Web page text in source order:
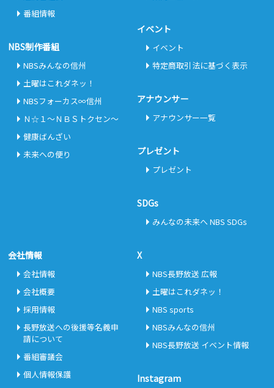
番組情報
NBS制作番組
NBSみんなの信州
土曜はこれダネッ！
NBSフォーカス∞信州
Ｎ☆１～ＮＢＳトクセン～
健康ばんざい
未来への便り
イベント
イベント
特定商取引法に基づく表示
アナウンサー
アナウンサー一覧
プレゼント
プレゼント
SDGs
みんなの未来へ NBS SDGs
会社情報
会社情報
会社概要
採用情報
長野放送への後援等名義申
請について
番組審議会
個人情報保護
X
NBS長野放送 広報
土曜はこれダネッ！
NBS sports
NBSみんなの信州
NBS長野放送 イベント情報
Instagram